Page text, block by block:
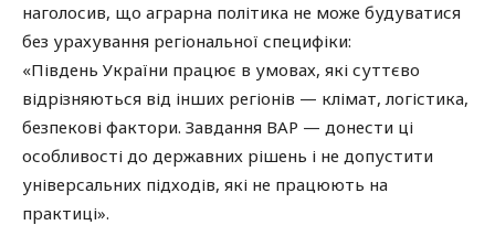
наголосив, що аграрна політика не може будуватися
без урахування регіональної специфіки:
«Південь України працює в умовах, які суттєво
відрізняються від інших регіонів — клімат, логістика,
безпекові фактори. Завдання ВАР — донести ці
особливості до державних рішень і не допустити
універсальних підходів, які не працюють на
практиці».